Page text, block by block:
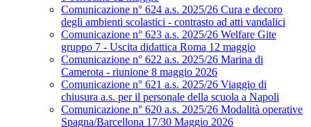
Comunicazione n° 624 a.s. 2025/26 Cura e decoro
degli ambienti scolastici - contrasto ad atti vandalici
Comunicazione n° 623 a.s. 2025/26 Welfare Gite
gruppo 7 - Uscita didattica Roma 12 maggio
Comunicazione n° 622 a.s. 2025/26 Marina di
Camerota - riunione 8 maggio 2026
Comunicazione n° 621 a.s. 2025/26 Viaggio di
chiusura a.s. per il personale della scuola a Napoli
Comunicazione n° 620 a.s. 2025/26 Modalità operative
Spagna/Barcellona 17/30 Maggio 2026